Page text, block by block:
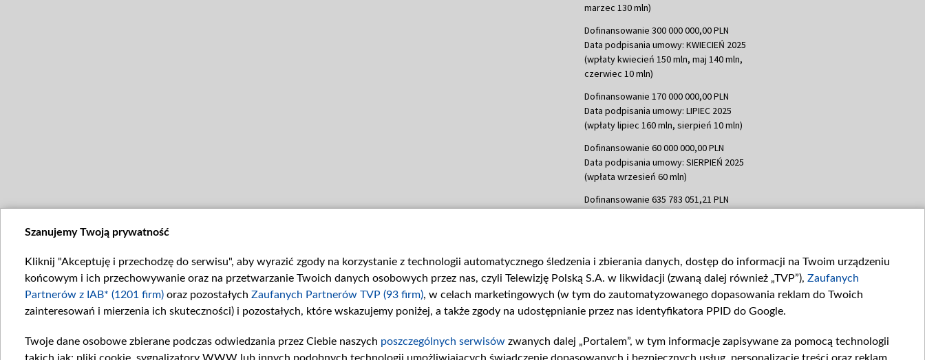
marzec 130 mln)
Dofinansowanie 300 000 000,00 PLN
Data podpisania umowy: KWIECIEŃ 2025
(wpłaty kwiecień 150 mln, maj 140 mln,
czerwiec 10 mln)
Dofinansowanie 170 000 000,00 PLN
Data podpisania umowy: LIPIEC 2025
(wpłaty lipiec 160 mln, sierpień 10 mln)
Dofinansowanie 60 000 000,00 PLN
Data podpisania umowy: SIERPIEŃ 2025
(wpłata wrzesień 60 mln)
Dofinansowanie 635 783 051,21 PLN
Dofinansowanie 48 862 000,00 PLN
Data podpisania umowy: GRUDZIEŃ 2025
(wpłata grudzień 60,548 mln)
Dofinansowanie 900 000 000,00 PLN
26 lutego 80 mln, 4 marca 370 mln,8
Szanujemy Twoją prywatność
Kliknij "Akceptuję i przechodzę do serwisu", aby wyrazić zgody na korzystanie z technologii automatycznego śledzenia i zbierania danych, dostęp do informacji na Twoim urządzeniu
końcowym i ich przechowywanie oraz na przetwarzanie Twoich danych osobowych przez nas, czyli Telewizję Polską S.A. w likwidacji (zwaną dalej również „TVP”), Zaufanych
Partnerów z IAB* (1201 firm) oraz pozostałych Zaufanych Partnerów TVP (93 firm), w celach marketingowych (w tym do zautomatyzowanego dopasowania reklam do Twoich
zainteresowań i mierzenia ich skuteczności) i pozostałych, które wskazujemy poniżej, a także zgody na udostępnianie przez nas identyfikatora PPID do Google.
Twoje dane osobowe zbierane podczas odwiedzania przez Ciebie naszych poszczególnych serwisów zwanych dalej „Portalem”, w tym informacje zapisywane za pomocą technologii